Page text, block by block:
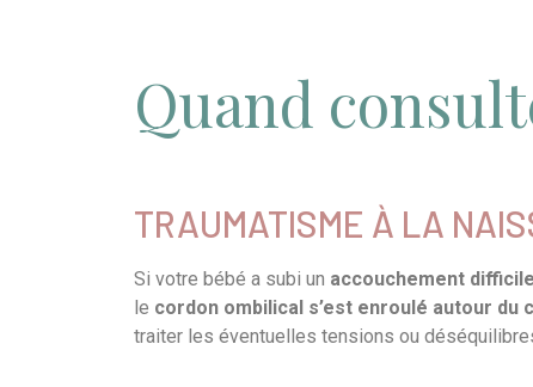
Quand
TRAUMATISME À LA
Si votre bébé a subi un accouchement difficile
le cordon ombilical s’est enroulé autour du
traiter les éventuelles tensions ou